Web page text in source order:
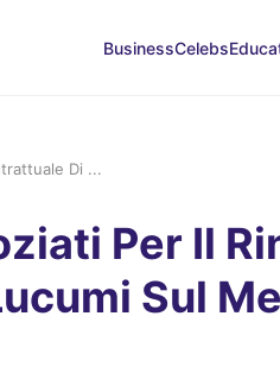
BusinessCelebs
Di ...
Per Il
Sul